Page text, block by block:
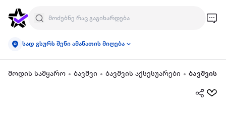
სად გსურს შენი ამანათის მიღება
მოდის სამყარო ბავშვი ბავშვის აქსესუარები ბავშვის